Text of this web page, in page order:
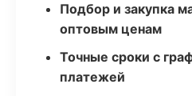
Подбор и закупка
оптовым ценам
Точные сроки с
платежей